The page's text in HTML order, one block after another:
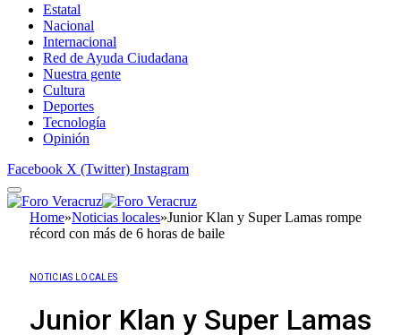
Estatal
Nacional
Internacional
Red de Ayuda Ciudadana
Nuestra gente
Cultura
Deportes
Tecnología
Opinión
Facebook X (Twitter) Instagram
Home»Noticias locales»Junior Klan y Super Lamas rompe
récord con más de 6 horas de baile
NOTICIAS LOCALES
Junior Klan y Super Lamas